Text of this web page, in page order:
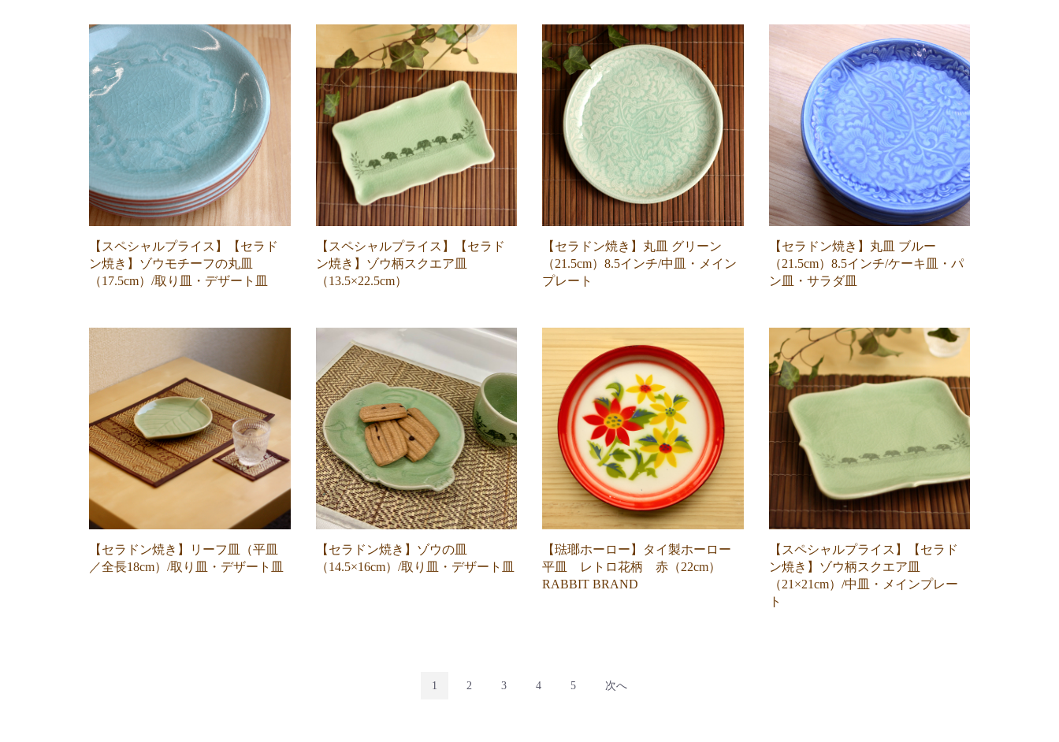
【スペシャルプライス】【セラド
ン焼き】ゾウモチーフの丸皿
（17.5cm）/取り皿・デザート皿
【スペシャルプライス】【セラド
ン焼き】ゾウ柄スクエア皿
（13.5×22.5cm）
【セラドン焼き】丸皿 グリーン
（21.5cm）8.5インチ/中皿・メイン
プレート
【セラドン焼き】丸皿 ブルー
（21.5cm）8.5インチ/ケーキ皿・パ
ン皿・サラダ皿
【セラドン焼き】リーフ皿（平皿
／全長18cm）/取り皿・デザート皿
【セラドン焼き】ゾウの皿
（14.5×16cm）/取り皿・デザート皿
【琺瑯ホーロー】タイ製ホーロー
平皿 レトロ花柄 赤（22cm）
RABBIT BRAND
【スペシャルプライス】【セラド
ン焼き】ゾウ柄スクエア皿
（21×21cm）/中皿・メインプレー
ト
1 2 3 4 5 次へ